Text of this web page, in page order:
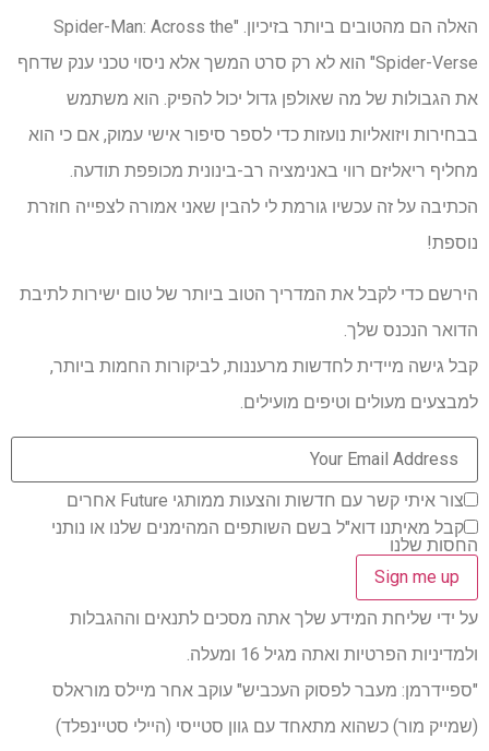
האלה הם מהטובים ביותר בזיכיון. "Spider-Man: Across the
Spider-Verse" הוא לא רק סרט המשך אלא ניסוי טכני ענק שדחף
את הגבולות של מה שאולפן גדול יכול להפיק. הוא משתמש
בבחירות ויזואליות נועזות כדי לספר סיפור אישי עמוק, אם כי הוא
מחליף ריאליזם רווי באנימציה רב-בינונית מכופפת תודעה.
הכתיבה על זה עכשיו גורמת לי להבין שאני אמורה לצפייה חוזרת
נוספת!
הירשם כדי לקבל את המדריך הטוב ביותר של טום ישירות לתיבת
הדואר הנכנס שלך.
קבל גישה מיידית לחדשות מרעננות, לביקורות החמות ביותר,
למבצעים מעולים וטיפים מועילים.
צור איתי קשר עם חדשות והצעות ממותגי Future אחרים
קבל מאיתנו דוא"ל בשם השותפים המהימנים שלנו או נותני
החסות שלנו
על ידי שליחת המידע שלך אתה מסכים לתנאים וההגבלות
ולמדיניות הפרטיות ואתה מגיל 16 ומעלה.
"ספיידרמן: מעבר לפסוק העכביש" עוקב אחר מיילס מוראלס
(שמייק מור) כשהוא מתאחד עם גוון סטייסי (היילי סטיינפלד)